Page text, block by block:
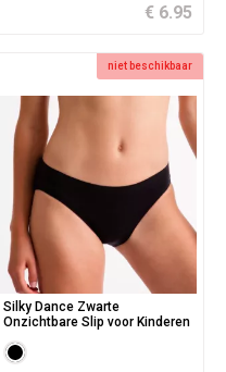
€ 6.95
niet beschikbaar
Silky Dance Zwarte
Onzichtbare Slip voor Kinderen